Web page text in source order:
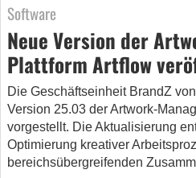
Software
Neue Version der
Plattform Artflow
Die Geschäftseinheit BrandZ
Version 25.03 der Artwork-
vorgestellt. Die Aktualisierung
Optimierung kreativer
bereichsübergreifenden